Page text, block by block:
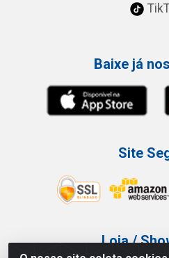
Baixe já
Site
Loja /